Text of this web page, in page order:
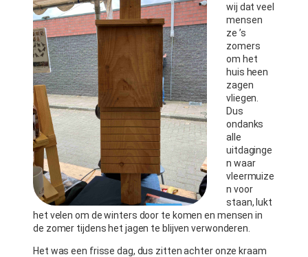
wij dat veel
mensen
ze ’s
zomers
om het
huis heen
zagen
vliegen.
Dus
ondanks
alle
uitdaginge
n waar
vleermuize
n voor
staan, lukt
het velen om de winters door te komen en mensen in
de zomer tijdens het jagen te blijven verwonderen.
Het was een frisse dag, dus zitten achter onze kraam